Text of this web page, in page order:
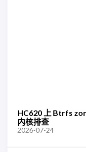
HC620 上 Btrfs
内核排查
2026-07-24